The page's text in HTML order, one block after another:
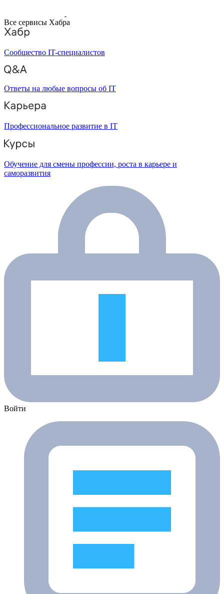
Все сервисы Хабра
Сообщество IT-специалистов
Ответы на любые вопросы об IT
Профессиональное развитие в IT
Обучение для смены профессии, роста в карьере и
саморазвития
Войти